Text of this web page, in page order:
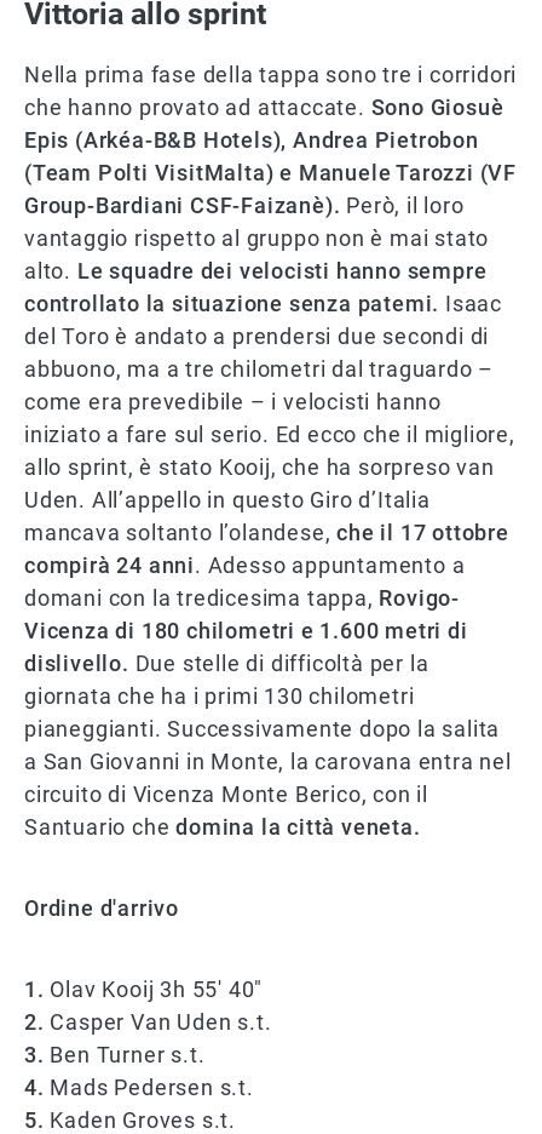
Vittoria allo sprint
Nella prima fase della tappa sono tre i corridori
che hanno provato ad attaccate. Sono Giosuè
Epis (Arkéa-B&B Hotels), Andrea Pietrobon
(Team Polti VisitMalta) e Manuele Tarozzi (VF
Group-Bardiani CSF-Faizanè). Però, il loro
vantaggio rispetto al gruppo non è mai stato
alto. Le squadre dei velocisti hanno sempre
controllato la situazione senza patemi. Isaac
del Toro è andato a prendersi due secondi di
abbuono, ma a tre chilometri dal traguardo –
come era prevedibile – i velocisti hanno
iniziato a fare sul serio. Ed ecco che il migliore,
allo sprint, è stato Kooij, che ha sorpreso van
Uden. All’appello in questo Giro d’Italia
mancava soltanto l’olandese,che il 17 ottobre
compirà 24 anni. Adesso appuntamento a
domani con la tredicesima tappa, Rovigo-
Vicenza di 180 chilometri e 1.600 metri di
dislivello. Due stelle di difficoltà per la
giornata che ha i primi 130 chilometri
pianeggianti. Successivamente dopo la salita
a San Giovanni in Monte, la carovana entra nel
circuito di Vicenza Monte Berico, con il
Santuario chedomina la città veneta.
Ordine d'arrivo
1. Olav Kooij 3h 55' 40"
2. Casper Van Uden s.t.
3. Ben Turner s.t.
4. Mads Pedersen s.t.
5. Kaden Groves s.t.